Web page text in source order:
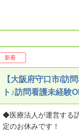
新着
【大阪府守口市/訪
ト♪訪問看護未経験
◆医療法人が運営する
定のお休みです！